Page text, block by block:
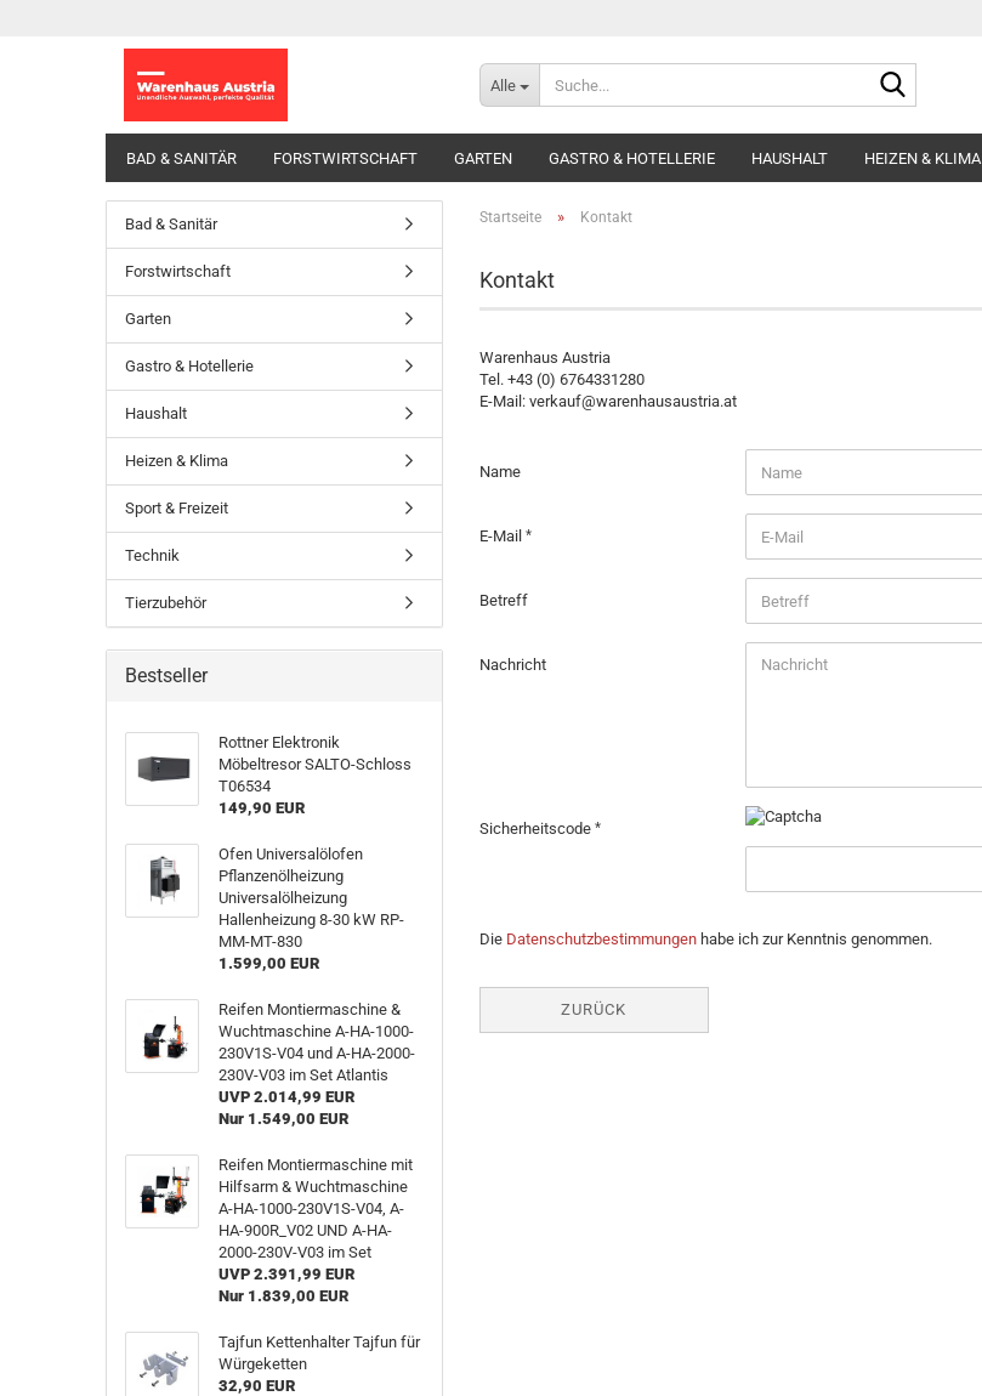
Alle
BAD & SANITÄR FORSTWIRTSCHAFT GARTEN GASTRO & HOTELLERIE HAUSHALT HEIZEN & KLIMA
Startseite » Kontakt
Kontakt
Warenhaus Austria
Tel. +43 (0) 6764331280
E-Mail: verkauf@warenhausaustria.at
Name
E-Mail
Betreff
Nachricht
Sicherheitscode
DATENSCHUTZBESTIMMUNGEN
Die Datenschutzbestimmungenhabe ich zur Kenntnis genommen.
ZURÜCK
Bad & Sanitär
Forstwirtschaft
Garten
Gastro & Hotellerie
Haushalt
Heizen & Klima
Sport & Freizeit
Technik
Tierzubehör
Bestseller
Rottner Elektronik
Möbeltresor SALTO-Schloss
T06534
149,90 EUR
Ofen Universalölofen
Pflanzenölheizung
Universalölheizung
Hallenheizung 8-30 kW RP-
MM-MT-830
1.599,00 EUR
Reifen Montiermaschine &
Wuchtmaschine A-HA-1000-
230V1S-V04 und A-HA-2000-
230V-V03 im Set Atlantis
UVP 2.014,99 EUR
Nur 1.549,00 EUR
Reifen Montiermaschine mit
Hilfsarm & Wuchtmaschine
A-HA-1000-230V1S-V04, A-
HA-900R_V02 UND A-HA-
2000-230V-V03 im Set
UVP 2.391,99 EUR
Nur 1.839,00 EUR
Tajfun Kettenhalter Tajfun für
Würgeketten
32,90 EUR